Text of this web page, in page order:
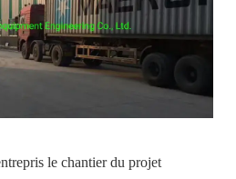
le chantier du projet